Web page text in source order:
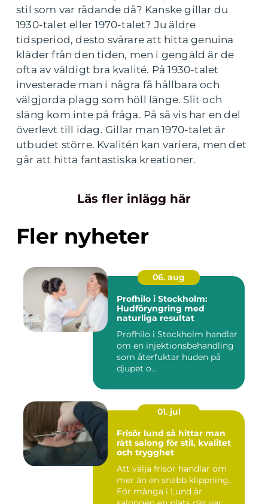
stil som var rådande då? Kanske gillar du
1930-talet eller 1970-talet? Ju äldre
tidsperiod, desto svårare att hitta genuina
kläder från den tiden, men i gengäld är de
ofta av väldigt bra kvalité. På 1930-talet
investerade man i några få hållbara och
välgjorda plagg som höll länge. Slit och
släng kom inte på fråga. På så vis har en del
överlevt till idag. Gillar man 1970-talet är
utbudet större. Kvalitén kan variera, men det
går att hitta fantastiska kreationer.
Läs fler inlägg här
Fler nyheter
06. aug
Profhilo i Stockholm:
Hudföryngring med
naturliga resultat
Profhilo i Stockholm handlar
om en injektionsbehandling
som återfuktar huden på
djupet o...
01. jul
Frisör lund så hittar man
rätt salong för stil, kvalitet
och trygghet
Att välja frisör handlar om
mer än en snabb klippning.
För många i Lund är